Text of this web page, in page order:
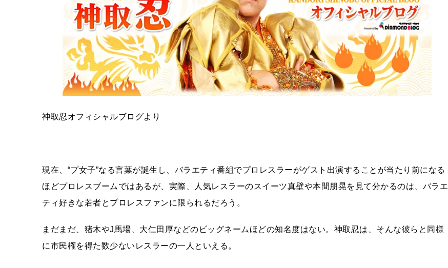
神取忍オフィシャルブログより
現在、“プ女子”なる言葉が誕生し、バラエティ番組でプロレスラーがゲスト出演することが当たり前になる
ほどプロレスブームではあるが、実際、人気レスラーのスイーツ真壁や本間朋晃を見て分かるのは、バラエ
ティ好きな若者とプロレスファンに限られるだろう。
まだまだ、猪木やJ馬場、大仁田厚などのビッグネームほどの知名度はない。神取忍は、そんな彼らと同様
に市民権を得た数少ないレスラーの一人といえる。